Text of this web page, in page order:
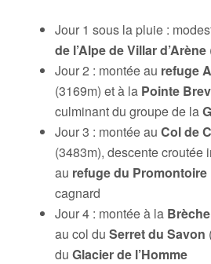
Jour 1 sous la pluie :
de l’Alpe de Villar d’Arène
Jour 2 : montée au refuge
(3169m) et à la Pointe
culminant du groupe de la
Jour 3 : montée auCol de
(3483m), descente croutée
au refuge du Promontoire
cagnard
Jour 4 : montée à la
au col duSerret du Savon
duGlacier de l’Homme